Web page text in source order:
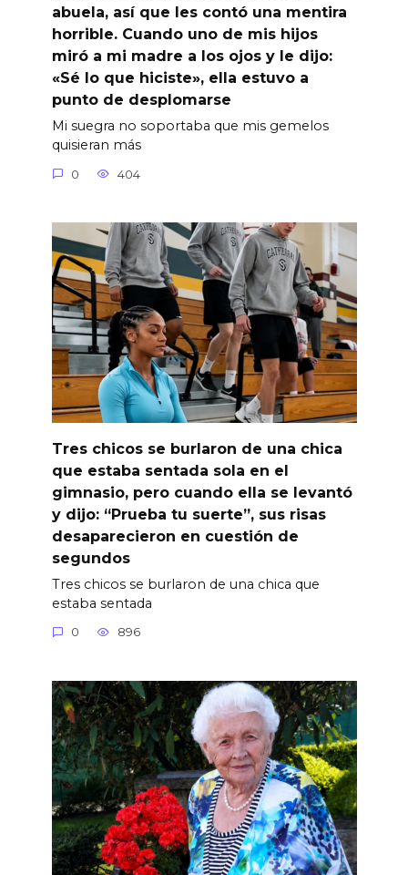
abuela, así que les contó una mentira
horrible. Cuando uno de mis hijos
miró a mi madre a los ojos y le dijo:
«Sé lo que hiciste», ella estuvo a
punto de desplomarse
Mi suegra no soportaba que mis gemelos
quisieran más
0 404
Tres chicos se burlaron de una chica
que estaba sentada sola en el
gimnasio, pero cuando ella se levantó
y dijo: “Prueba tu suerte”, sus risas
desaparecieron en cuestión de
segundos
Tres chicos se burlaron de una chica que
estaba sentada
0 896